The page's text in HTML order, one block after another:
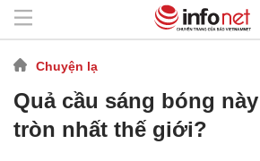
Chuyện lạ
Quả cầu sáng bóng
tròn nhất thế giới?